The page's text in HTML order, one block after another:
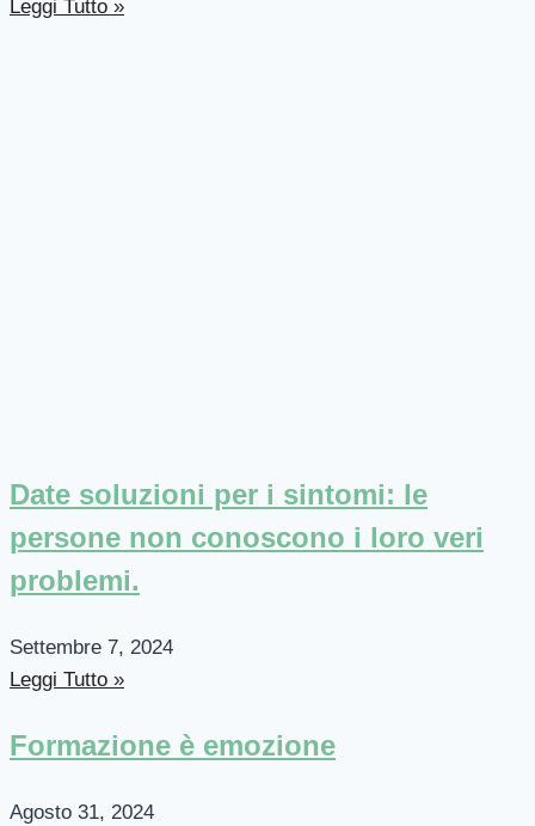
Leggi Tutto »
Date soluzioni per i sintomi: le
persone non conoscono i loro veri
problemi.
Settembre 7, 2024
Leggi Tutto »
Formazione è emozione
Agosto 31, 2024